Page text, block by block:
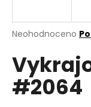
Průměrné
produktu
je
0,0
z
Neohodnoceno
#2064
j
t
?